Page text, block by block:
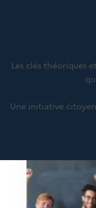
Les clés théoriques
Une initiative